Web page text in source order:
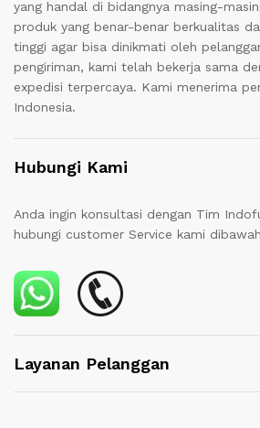
yang handal di bidangnya masing-
produk yang benar-benar berkualitas
tinggi agar bisa dinikmati oleh
pengiriman, kami telah bekerja sama
expedisi terpercaya. Kami menerima
Indonesia.
Hubungi Kami
Anda ingin konsultasi dengan Tim
hubungi customer Service kami
Layanan Pelanggan